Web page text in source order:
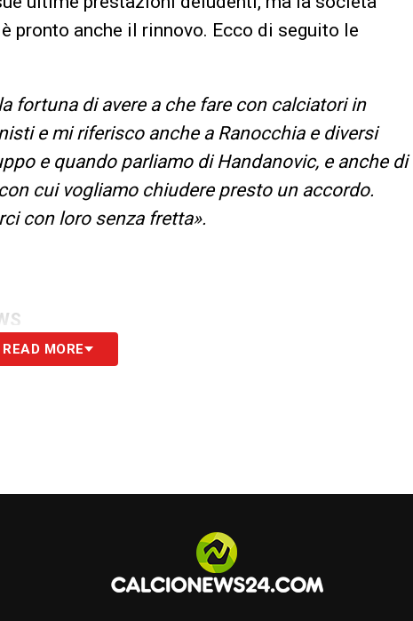
pronto anche il rinnovo. Ecco di seguito le
fortuna di avere a che fare con calciatori in
e mi riferisco anche a Ranocchia e diversi
e quando parliamo di Handanovic, e anche di
cui vogliamo chiudere presto un accordo.
con loro senza fretta».
READ MORE